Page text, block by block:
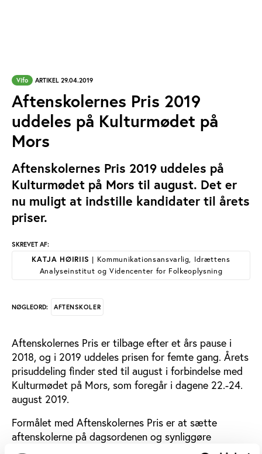
Vifo ARTIKEL 29.04.2019
Aftenskolernes Pris 2019
uddeles på Kulturmødet på
Mors
Aftenskolernes Pris 2019 uddeles på
Kulturmødet på Mors til august. Det er
nu muligt at indstille kandidater til årets
priser.
SKREVET AF:
KATJA HØIRIIS | Kommunikationsansvarlig, Idrættens
Analyseinstitut og Videncenter for Folkeoplysning
NØGLEORD: AFTENSKOLER
Aftenskolernes Pris er tilbage efter et års pause i
2018, og i 2019 uddeles prisen for femte gang. Årets
prisuddeling finder sted til august i forbindelse med
Kulturmødet på Mors, som foregår i dagene 22.-24.
august 2019.
Formålet med Aftenskolernes Pris er at sætte
aftenskolerne på dagsordenen og synliggøre
aftenskolernes bidrag til samfundet ved at samle de